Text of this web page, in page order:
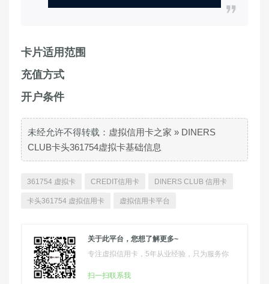
卡片适用范围
充值方式
开户条件
未经允许不得转载： 虚拟信用卡之家 » DINERS
CLUB卡头361754虚拟卡基础信息
361754 虚拟卡 CREDIT信用卡 DINERS CLUB 信用卡
卡头361754 虚拟信用卡 虚拟信用卡平台
关于此平台，您想了解更多~
专注虚拟信用卡，5年从业经验，只为服务你
扫一扫联系我